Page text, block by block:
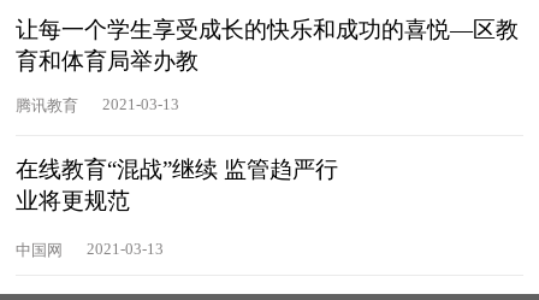
让每一个学生享受成长的快乐和成功的喜悦—区教
育和体育局举办教
腾讯教育 2021-03-13
在线教育“混战”继续 监管趋严行
业将更规范
中国网 2021-03-13